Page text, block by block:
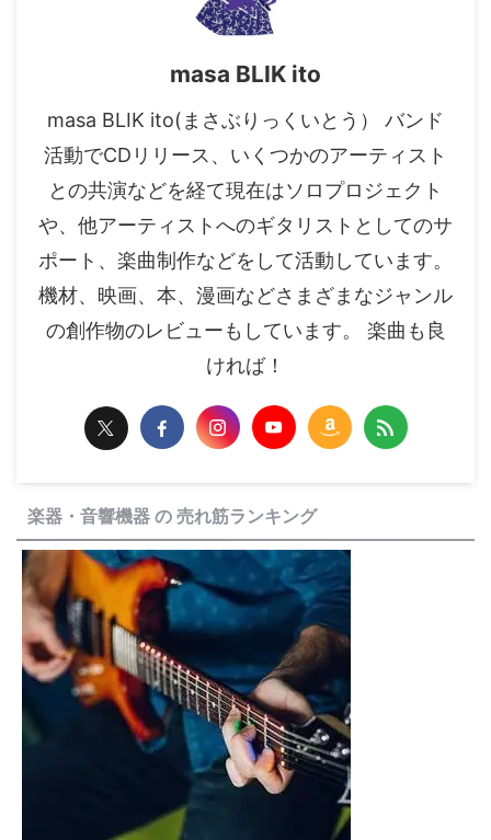
masa BLIK ito
masa BLIK ito(まさぶりっくいとう） バンド
活動でCDリリース、いくつかのアーティスト
との共演などを経て現在はソロプロジェクト
や、他アーティストへのギタリストとしてのサ
ポート、楽曲制作などをして活動しています。
機材、映画、本、漫画などさまざまなジャンル
の創作物のレビューもしています。 楽曲も良
ければ！
楽器・音響機器 の 売れ筋ランキング